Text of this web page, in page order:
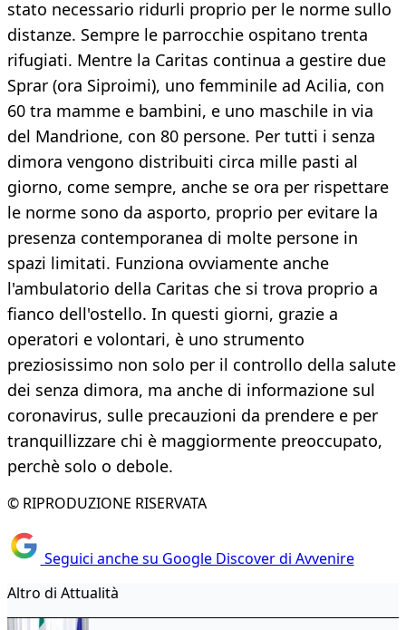
stato necessario ridurli proprio per le norme sullo
distanze. Sempre le parrocchie ospitano trenta
rifugiati. Mentre la Caritas continua a gestire due
Sprar (ora Siproimi), uno femminile ad Acilia, con
60 tra mamme e bambini, e uno maschile in via
del Mandrione, con 80 persone. Per tutti i senza
dimora vengono distribuiti circa mille pasti al
giorno, come sempre, anche se ora per rispettare
le norme sono da asporto, proprio per evitare la
presenza contemporanea di molte persone in
spazi limitati. Funziona ovviamente anche
l'ambulatorio della Caritas che si trova proprio a
fianco dell'ostello. In questi giorni, grazie a
operatori e volontari, è uno strumento
preziosissimo non solo per il controllo della salute
dei senza dimora, ma anche di informazione sul
coronavirus, sulle precauzioni da prendere e per
tranquillizzare chi è maggiormente preoccupato,
perchè solo o debole.
© RIPRODUZIONE RISERVATA
Seguici anche su Google Discover di Avvenire
Altro di Attualità